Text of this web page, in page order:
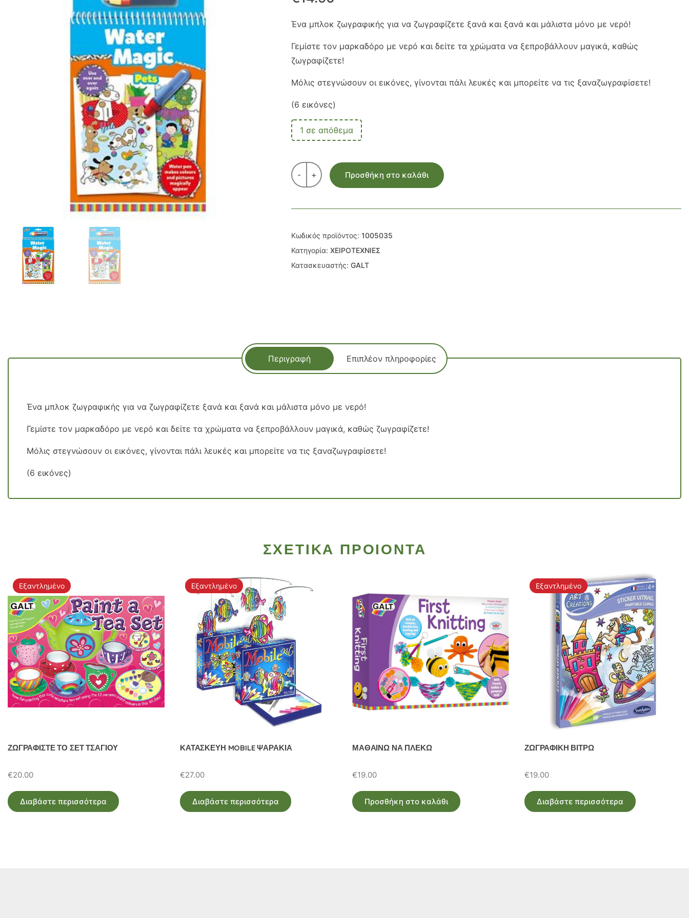
Ένα μπλοκ ζωγραφικής για να ζωγραφίζετε ξανά και ξανά και μάλιστα μόνο με νερό!
Γεμίστε τον μαρκαδόρο με νερό και δείτε τα χρώματα να ξεπροβάλλουν μαγικά, καθώς
ζωγραφίζετε!
Μόλις στεγνώσουν οι εικόνες, γίνονται πάλι λευκές και μπορείτε να τις ξαναζωγραφίσετε!
(6 εικόνες)
1 σε απόθεμα
- + Προσθήκη στο καλάθι
Κωδικός προϊόντος: 1005035
Κατηγορία: ΧΕΙΡΟΤΕΧΝΙΕΣ
Κατασκευαστής: GALT
Περιγραφή Επιπλέον πληροφορίες
Ένα μπλοκ ζωγραφικής για να ζωγραφίζετε ξανά και ξανά και μάλιστα μόνο με νερό!
Γεμίστε τον μαρκαδόρο με νερό και δείτε τα χρώματα να ξεπροβάλλουν μαγικά, καθώς ζωγραφίζετε!
Μόλις στεγνώσουν οι εικόνες, γίνονται πάλι λευκές και μπορείτε να τις ξαναζωγραφίσετε!
(6 εικόνες)
ΣΧΕΤΙΚΑ ΠΡΟΙΟΝΤΑ
Εξαντλημένο
ΖΩΓΡΑΦΙΣΤΕ ΤΟ ΣΕΤ ΤΣΑΓΙΟΥ
€20.00
Διαβάστε περισσότερα
Εξαντλημένο
ΚΑΤΑΣΚΕΥΗ MOBILE ΨΑΡΑΚΙΑ
€27.00
Διαβάστε περισσότερα
ΜΑΘΑΙΝΩ ΝΑ ΠΛΕΚΩ
€19.00
Προσθήκη στο καλάθι
Εξαντλημένο
ΖΩΓΡΑΦΙΚΗ ΒΙΤΡΩ
€19.00
Διαβάστε περισσότερα